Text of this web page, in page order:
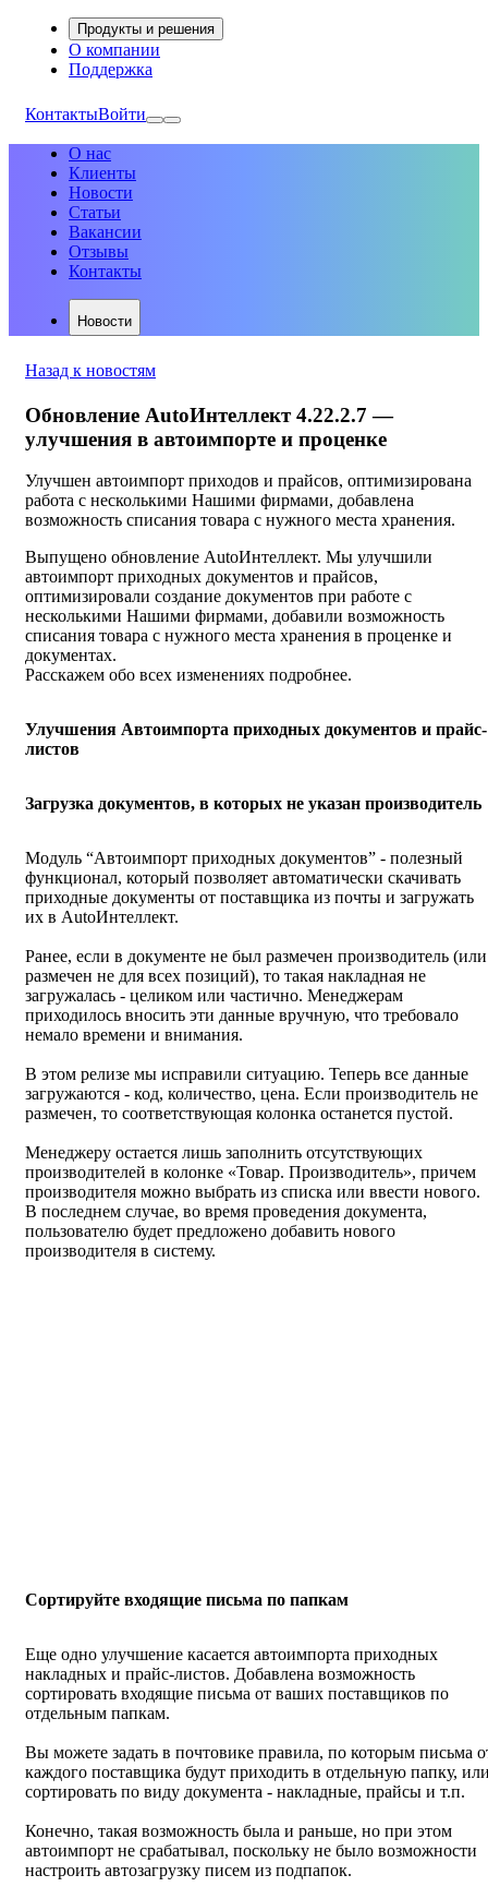
Продукты и решения
О компании
Поддержка
КонтактыВойти
О нас
Клиенты
Новости
Статьи
Вакансии
Отзывы
Контакты
Новости
Назад к новостям
Обновление AutoИнтеллект 4.22.2.7 —
улучшения в автоимпорте и проценке
Улучшен автоимпорт приходов и прайсов, оптимизирована
работа с несколькими Нашими фирмами, добавлена
возможность списания товара с нужного места хранения.
Выпущено обновление AutoИнтеллект. Мы улучшили
автоимпорт приходных документов и прайсов,
оптимизировали создание документов при работе с
несколькими Нашими фирмами, добавили возможность
списания товара с нужного места хранения в проценке и
документах.
Расскажем обо всех изменениях подробнее.
Улучшения Автоимпорта приходных документов и прайс-
листов
Загрузка документов, в которых не указан производитель
Модуль “Автоимпорт приходных документов” - полезный
функционал, который позволяет автоматически скачивать
приходные документы от поставщика из почты и загружать
их в AutoИнтеллект.
Ранее, если в документе не был размечен производитель (или
размечен не для всех позиций), то такая накладная не
загружалась - целиком или частично. Менеджерам
приходилось вносить эти данные вручную, что требовало
немало времени и внимания.
В этом релизе мы исправили ситуацию. Теперь все данные
загружаются - код, количество, цена. Если производитель не
размечен, то соответствующая колонка останется пустой.
Менеджеру остается лишь заполнить отсутствующих
производителей в колонке «Товар. Производитель», причем
производителя можно выбрать из списка или ввести нового.
В последнем случае, во время проведения документа,
пользователю будет предложено добавить нового
производителя в систему.
Сортируйте входящие письма по папкам
Еще одно улучшение касается автоимпорта приходных
накладных и прайс-листов. Добавлена возможность
сортировать входящие письма от ваших поставщиков по
отдельным папкам.
Вы можете задать в почтовике правила, по которым письма
каждого поставщика будут приходить в отдельную папку,
сортировать по виду документа - накладные, прайсы и т.п.
Конечно, такая возможность была и раньше, но при этом
автоимпорт не срабатывал, поскольку не было возможности
настроить автозагрузку писем из подпапок.